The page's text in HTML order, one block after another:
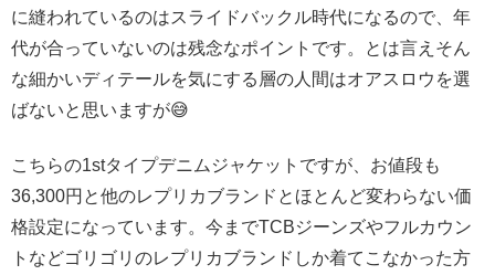
に縫われているのはスライドバックル時代になるので、年
代が合っていないのは残念なポイントです。とは言えそん
な細かいディテールを気にする層の人間はオアスロウを選
ばないと思いますが😅
こちらの1stタイプデニムジャケットですが、お値段も
36,300円と他のレプリカブランドとほとんど変わらない価
格設定になっています。今までTCBジーンズやフルカウン
トなどゴリゴリのレプリカブランドしか着てこなかった方